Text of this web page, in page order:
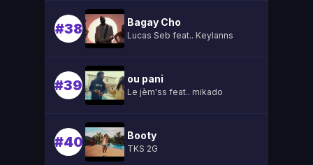
#38 Bagay Cho
Lucas Seb feat.. Keylanns
#39 ou pani
Le jèm'ss feat.. mikado
#40 Booty
TKS 2G